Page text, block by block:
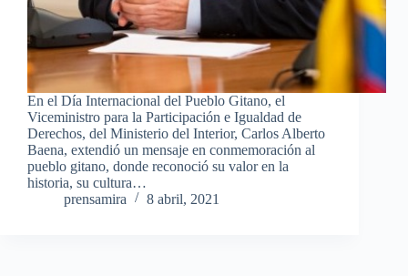
En el Día Internacional del Pueblo Gitano, el
Viceministro para la Participación e Igualdad de
Derechos, del Ministerio del Interior, Carlos Alberto
Baena, extendió un mensaje en conmemoración al
pueblo gitano, donde reconoció su valor en la
historia, su cultura…
prensamira
8 abril, 2021